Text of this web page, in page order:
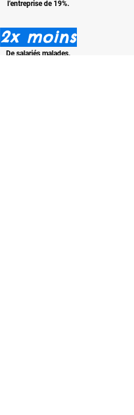
l’entreprise de 19%.
2x m oins
De salariés malades.